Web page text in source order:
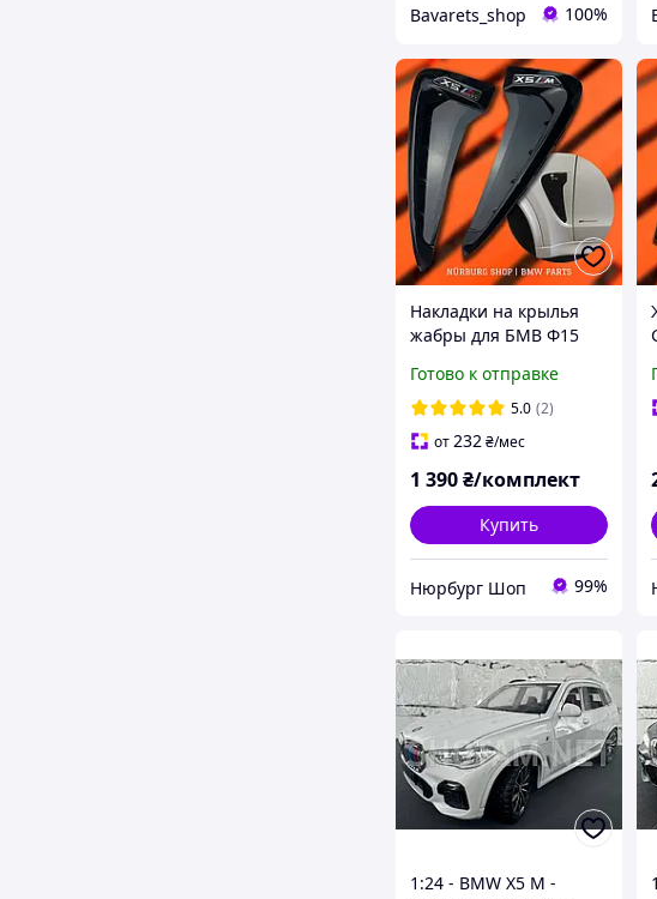
Bavarets_shop 100%
Накладки на крылья
жабры для БМВ Ф15
глянец
Готово к отправке
5.0 (2)
от232₴/мес
1 390₴/комплект
Купить
Нюрбург Шоп 99%
1:24 - BMW X5 M -